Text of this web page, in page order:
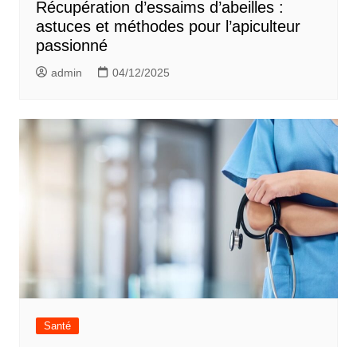
Récupération d’essaims d’abeilles :
astuces et méthodes pour l’apiculteur
passionné
admin 04/12/2025
Santé